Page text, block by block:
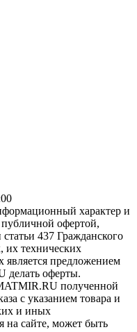
характер и
офертой,
437 Гражданского
их технических
является предложением
делать оферты.
полученной
с указанием товара и
и иных
на сайте, может быть